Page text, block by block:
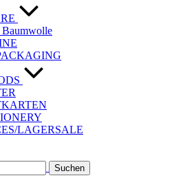
Baumwolle
LAGERSALE
Suchen